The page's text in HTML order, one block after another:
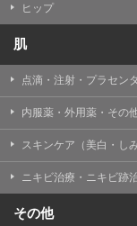
用されることは
事業上の必要性
す。
掲載したときを
ヒップ
肌
点滴・注射・プラセンタ
内服薬・外用薬・その
スキンケア（美白・し
ニキビ治療・ニキビ跡
その他